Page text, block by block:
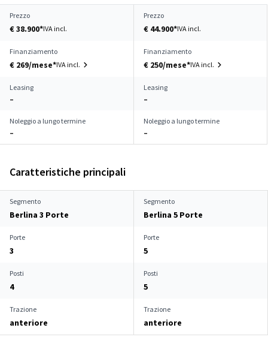
Prezzo
€ 38.900*IVA incl.
Prezzo
€ 44.900*IVA incl.
Finanziamento
€ 269/mese*IVA incl.
Finanziamento
€ 250/mese*IVA incl.
Leasing
–
Leasing
–
Noleggio a lungo termine
–
Noleggio a lungo termine
–
Caratteristiche principali
Segmento
Berlina 3 Porte
Segmento
Berlina 5 Porte
Porte
3
Porte
5
Posti
4
Posti
5
Trazione
anteriore
Trazione
anteriore